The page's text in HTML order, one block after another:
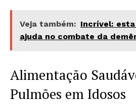
Veja também: Incrível:
ajuda no combate da
Alimentação
Pulmões em Idosos